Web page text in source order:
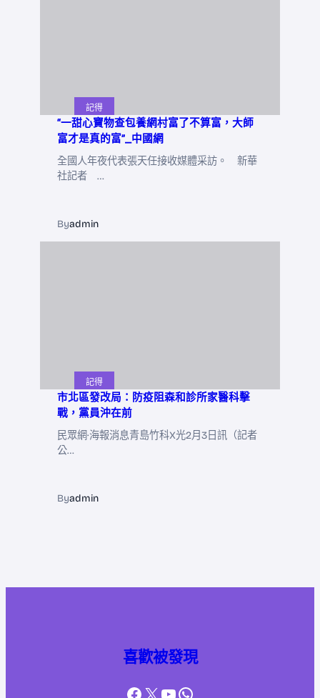
記得
“一甜心寶物查包養網村富了不算富，大師
富才是真的富”_中國網
全國人年夜代表張天任接收媒體采訪。 新華
社記者 …
Byadmin
記得
市北區發改局：防疫阻森和診所家醫科擊
戰，黨員沖在前
民眾網·海報消息青島竹科X光2月3日訊（記者
公…
Byadmin
喜歡被發現
Facebook
X YouTube
WhatsApp